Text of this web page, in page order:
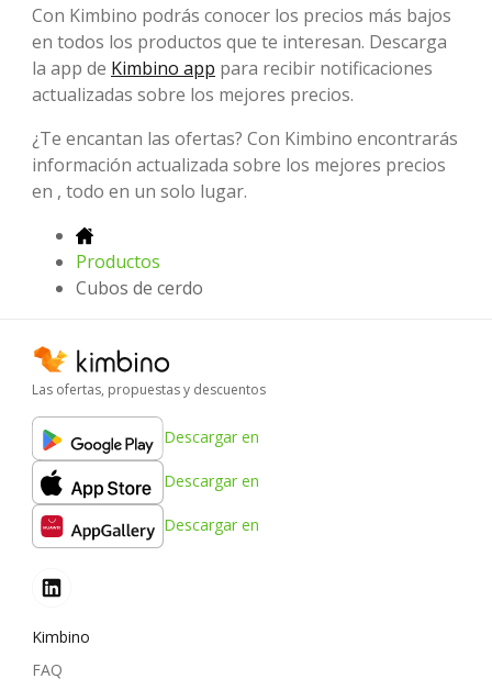
Con Kimbino podrás conocer los precios más bajos
en todos los productos que te interesan. Descarga
la app de Kimbino app para recibir notificaciones
actualizadas sobre los mejores precios.
¿Te encantan las ofertas? Con Kimbino encontrarás
información actualizada sobre los mejores precios
en , todo en un solo lugar.
Productos
Cubos de cerdo
Las ofertas, propuestas y descuentos
Descargar en
Descargar en
Descargar en
Kimbino
FAQ